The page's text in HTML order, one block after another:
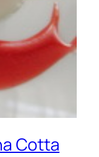
Cotta